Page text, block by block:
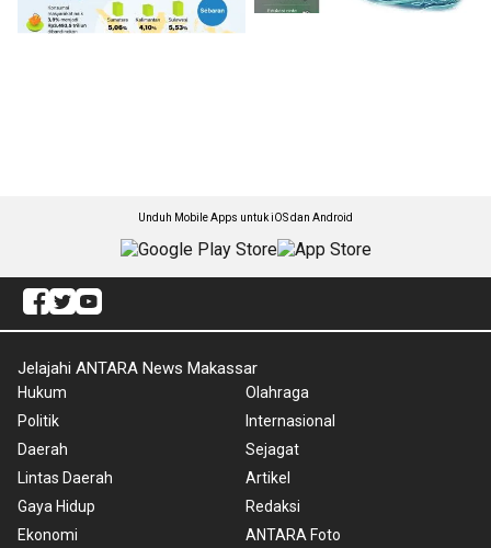
Unduh Mobile Apps untuk iOS dan Android
Jelajahi ANTARA News Makassar
Hukum
Politik
Daerah
Lintas Daerah
Gaya Hidup
Ekonomi
Olahraga
Internasional
Sejagat
Artikel
Redaksi
ANTARA Foto